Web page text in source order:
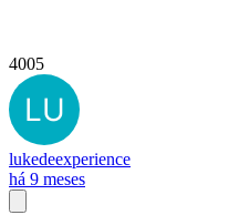
4005
lukedeexperience
há 9 meses